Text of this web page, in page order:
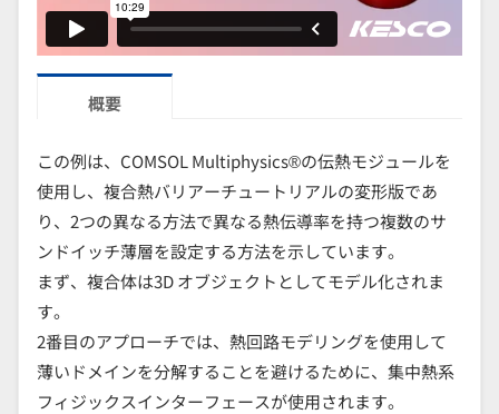
概要
この例は、COMSOL Multiphysics®の伝熱モジュールを
使用し、複合熱バリアーチュートリアルの変形版であ
り、2つの異なる方法で異なる熱伝導率を持つ複数のサ
ンドイッチ薄層を設定する方法を示しています。
まず、複合体は3D オブジェクトとしてモデル化されま
す。
2番目のアプローチでは、熱回路モデリングを使用して
薄いドメインを分解することを避けるために、集中熱系
フィジックスインターフェースが使用されます。